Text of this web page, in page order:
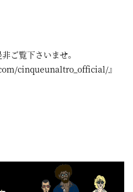
ご覧下さいませ。
cinqueunaltro_official/』